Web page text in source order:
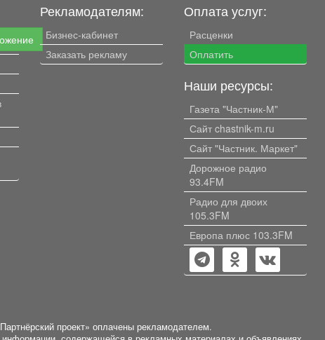
Рекламодателям:
Бизнес-кабинет
Заказать рекламу
Оплата услуг:
Расценки
Оплатить
Наши ресурсы:
Газета "Частник-М"
Сайт chastnik-m.ru
Сайт "Частник. Маркет"
Дорожное радио
93.4FM
Радио для двоих
105.3FM
Европа плюс 103.3FM
проект» оплачены рекламодателем.